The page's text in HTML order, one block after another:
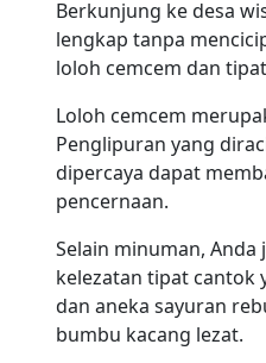
Berkunjung ke desa
lengkap tanpa
loloh cemcem dan
Loloh cemcem
Penglipuran yang
dipercaya dapat
pencernaan.
Selain minuman, Anda
kelezatan tipat
dan aneka sayuran
bumbu kacang lezat.